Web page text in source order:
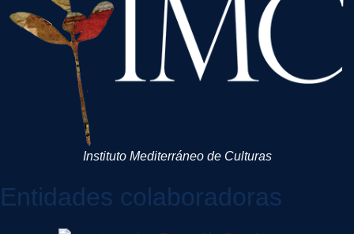
Instituto Mediterráneo de Culturas
Entidades colaboradoras